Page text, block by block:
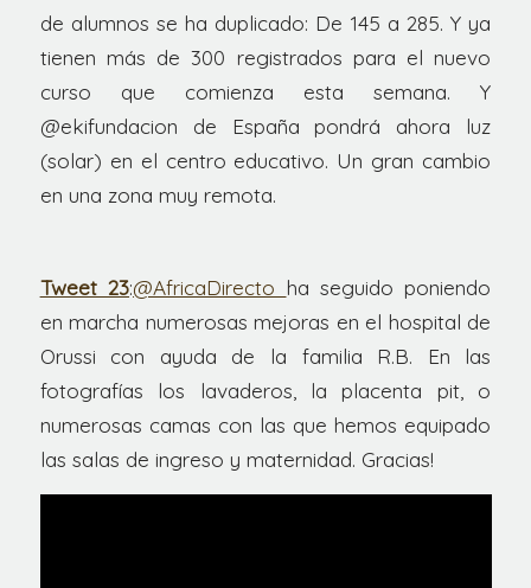
de alumnos se ha duplicado: De 145 a 285. Y ya
tienen más de 300 registrados para el nuevo
curso que comienza esta semana. Y
@ekifundacion de España pondrá ahora luz
(solar) en el centro educativo. Un gran cambio
en una zona muy remota.
Tweet 23:@AfricaDirecto ha seguido poniendo
en marcha numerosas mejoras en el hospital de
Orussi con ayuda de la familia R.B. En las
fotografías los lavaderos, la placenta pit, o
numerosas camas con las que hemos equipado
las salas de ingreso y maternidad. Gracias!